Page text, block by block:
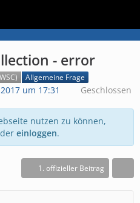
- error
Allgemeine Frage
um 17:31 Geschlossen
nutzen zu können,
einloggen.
1. offizieller Beitrag